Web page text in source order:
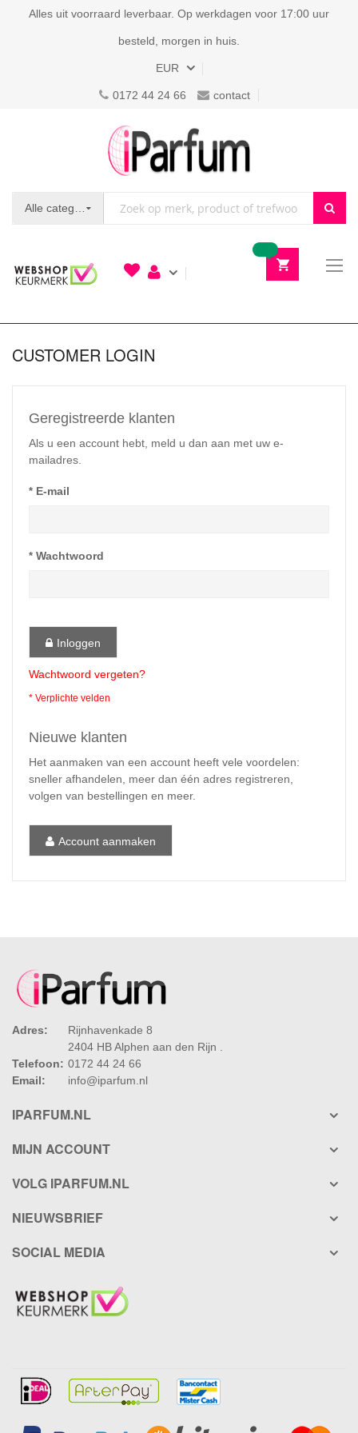
Alles uit voorraard leverbaar. Op werkdagen voor 17:00 uur
besteld, morgen in huis.
EUR
0172 44 24 66 contact
CUSTOMER LOGIN
Geregistreerde klanten
Als u een account hebt, meld u dan aan met uw e-
mailadres.
E-mail
Wachtwoord
Inloggen
Wachtwoord vergeten?
Nieuwe klanten
Het aanmaken van een account heeft vele voordelen:
sneller afhandelen, meer dan één adres registreren,
volgen van bestellingen en meer.
Account aanmaken
Adres:
Rijnhavenkade 8
2404 HB Alphen aan den Rijn .
Telefoon: 0172 44 24 66
Email:
info@iparfum.nl
IPARFUM.NL
MIJN ACCOUNT
VOLG IPARFUM.NL
NIEUWSBRIEF
SOCIAL MEDIA